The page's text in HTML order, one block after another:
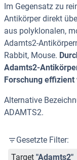
Im Gegensatz zu
Antikörper direkt
aus polyklonalen,
Adamts2-
Rabbit, Mouse.
Adamts2-
Forschung
Alternative
ADAMTS2.
Gesetzte Filter:
Target "Adamts2"